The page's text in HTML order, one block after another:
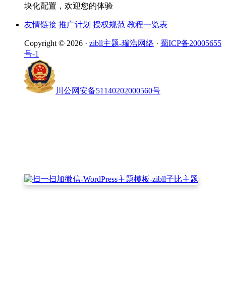
块化配置，欢迎您的体验
友情链接 推广计划 授权规范 教程一览表
Copyright © 2026 · zibll主题-瑞浩网络 · 蜀ICP备20005655
号-1
川公网安备51140202000560号